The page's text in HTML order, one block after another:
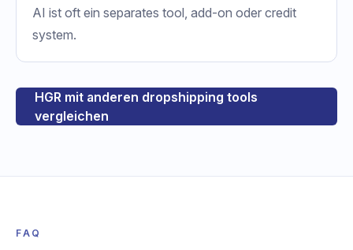
AI ist oft ein separates tool, add-on oder credit
system.
HGR mit anderen dropshipping tools
vergleichen
FAQ